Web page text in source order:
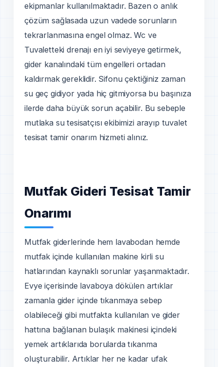
ekipmanlar kullanılmaktadır. Bazen o anlık
çözüm sağlasada uzun vadede sorunların
tekrarlanmasına engel olmaz. Wc ve
Tuvaletteki drenajı en iyi seviyeye getirmek,
gider kanalındaki tüm engelleri ortadan
kaldırmak gereklidir. Sifonu çektiğiniz zaman
su geç gidiyor yada hiç gitmiyorsa bu başınıza
ilerde daha büyük sorun açabilir. Bu sebeple
mutlaka su tesisatçısı ekibimizi arayıp tuvalet
tesisat tamir onarım hizmeti alınız.
Mutfak Gideri Tesisat Tamir
Onarımı
Mutfak giderlerinde hem lavabodan hemde
mutfak içinde kullanılan makine kirli su
hatlarından kaynaklı sorunlar yaşanmaktadır.
Evye içerisinde lavaboya dökülen artıklar
zamanla gider içinde tıkanmaya sebep
olabileceği gibi mutfakta kullanılan ve gider
hattına bağlanan bulaşık makinesi içindeki
yemek artıklarıda borularda tıkanma
oluşturabilir. Artıklar her ne kadar ufak